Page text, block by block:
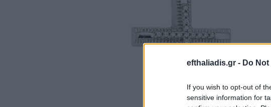
efthaliadis.gr - Do
If you wish to opt-out of
sensitive information for